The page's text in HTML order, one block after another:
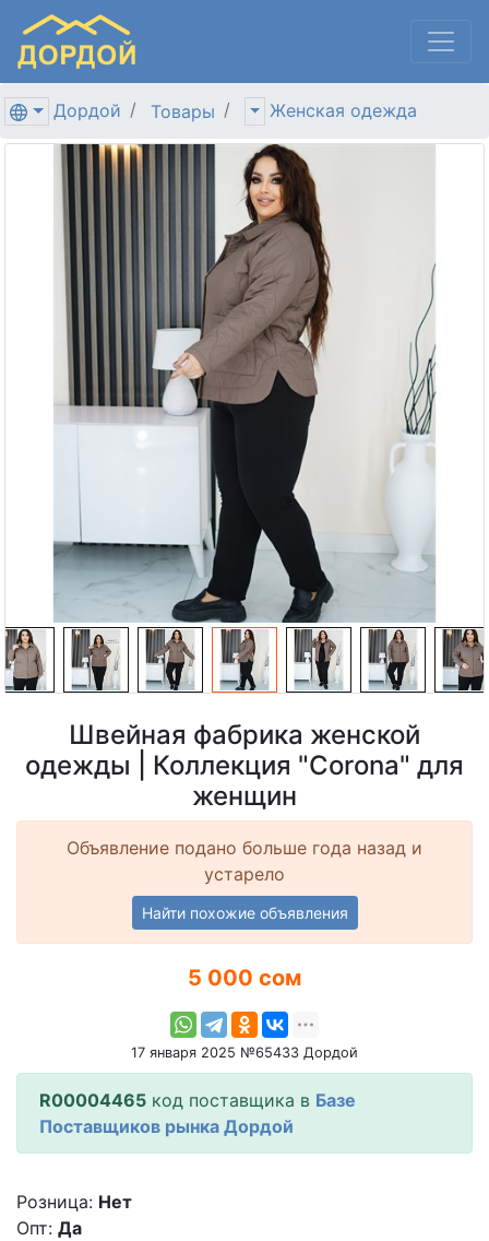
Дордой Товары Женская одежда
Швейная фабрика женской
одежды | Коллекция "Corona" для
женщин
Объявление подано больше года назад и
устарело
Найти похожие объявления
5 000 сом
17 января 2025 №65433 Дордой
R00004465 код поставщика в Базе
Поставщиков рынка Дордой
Розница: Нет
Опт: Да